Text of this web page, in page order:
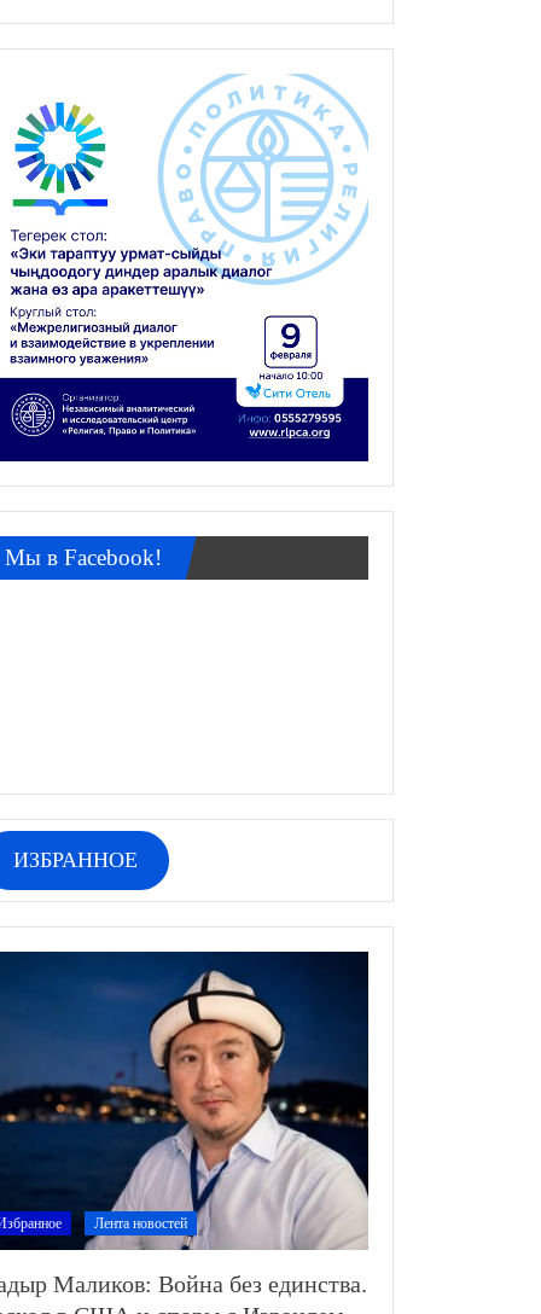
Мы в Facebook!
ИЗБРАННОЕ
Лента новостей
Маликов: Война без единства.